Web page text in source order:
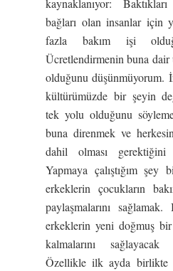
kaynaklanıyor:
bağları olan insanlar için
fazla bakım işi
Ücretlendirmenin buna
olduğunu düşünmüyorum.
kültürümüzde bir şeyin
tek yolu olduğunu
buna direnmek ve
dahil olması gerektiğini
Yapmaya çalıştığım şey
erkeklerin çocukların
paylaşmalarını
erkeklerin yeni doğmuş
kalmalarını
Özellikle ilk ayda birlikte